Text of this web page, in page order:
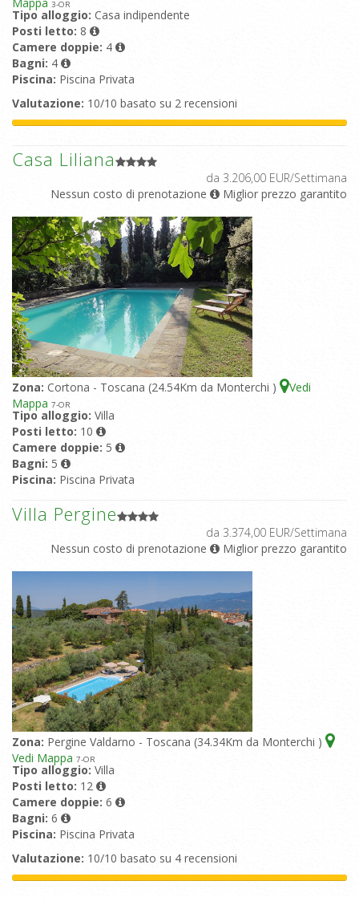
3-OR
Tipo alloggio: Casa indipendente
Posti letto: 8
Camere doppie: 4
Bagni: 4
Piscina: Piscina Privata
Valutazione: 10/10 basato su 2 recensioni
Casa Liliana
da 3.206,00 EUR/Settimana
Nessun costo di prenotazione
Miglior prezzo garantito
Zona: Cortona - Toscana (24.54Km da Monterchi )
Vedi
Mappa 7-OR
Tipo alloggio: Villa
Posti letto: 10
Camere doppie: 5
Bagni: 5
Piscina: Piscina Privata
Villa Pergine
da 3.374,00 EUR/Settimana
Nessun costo di prenotazione
Miglior prezzo garantito
Zona: Pergine Valdarno - Toscana (34.34Km da Monterchi )
Vedi Mappa 7-OR
Tipo alloggio: Villa
Posti letto: 12
Camere doppie: 6
Bagni: 6
Piscina: Piscina Privata
Valutazione: 10/10 basato su 4 recensioni